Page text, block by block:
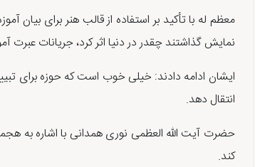
معظم له با تأکید بر استفاده از قالب هنر برای
نمایش گذاشتند چقدر در دنیا اثر کرد، جریانات عبرت
ایشان ادامه دادند: خیلی خوب است که حوزه برای
انتقال دهد.
حضرت آیت الله العظمی نوری همدانی با اشاره به
کند.